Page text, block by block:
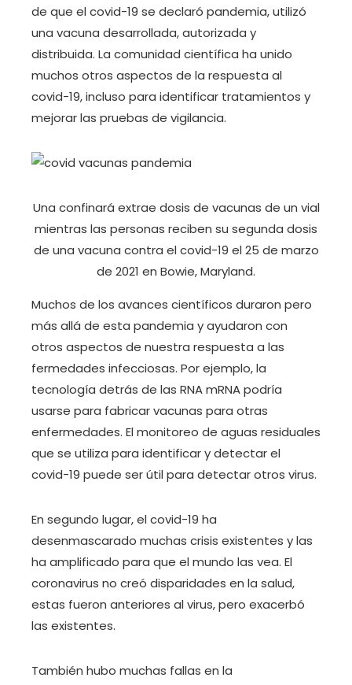
de que el covid-19 se declaró pandemia, utilizó
una vacuna desarrollada, autorizada y
distribuida. La comunidad científica ha unido
muchos otros aspectos de la respuesta al
covid-19, incluso para identificar tratamientos y
mejorar las pruebas de vigilancia.
Una confinará extrae dosis de vacunas de un vial
mientras las personas reciben su segunda dosis
de una vacuna contra el covid-19 el 25 de marzo
de 2021 en Bowie, Maryland.
Muchos de los avances científicos duraron pero
más allá de esta pandemia y ayudaron con
otros aspectos de nuestra respuesta a las
fermedades infecciosas. Por ejemplo, la
tecnología detrás de las RNA mRNA podría
usarse para fabricar vacunas para otras
enfermedades. El monitoreo de aguas residuales
que se utiliza para identificar y detectar el
covid-19 puede ser útil para detectar otros virus.
En segundo lugar, el covid-19 ha
desenmascarado muchas crisis existentes y las
ha amplificado para que el mundo las vea. El
coronavirus no creó disparidades en la salud,
estas fueron anteriores al virus, pero exacerbó
las existentes.
También hubo muchas fallas en la